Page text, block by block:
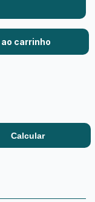
Calcular